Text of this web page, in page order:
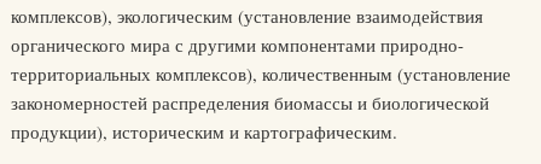
комплексов), экологическим (установление взаимодействия
органического мира с другими компонентами природно-
территориальных комплексов), количественным (установление
закономерностей распределения биомассы и биологической
продукции), историческим и картографическим.